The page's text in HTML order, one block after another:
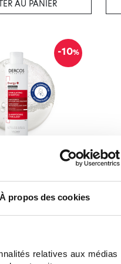
À propos des cookies
relatives aux médias
AU PANIER
-10%
AMINEXIL
11,02 €
AU PANIER